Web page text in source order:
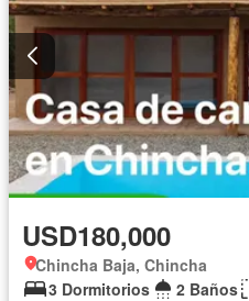
USD180,000
Chincha Baja, Chincha
3 Dormitorios
2 Baños